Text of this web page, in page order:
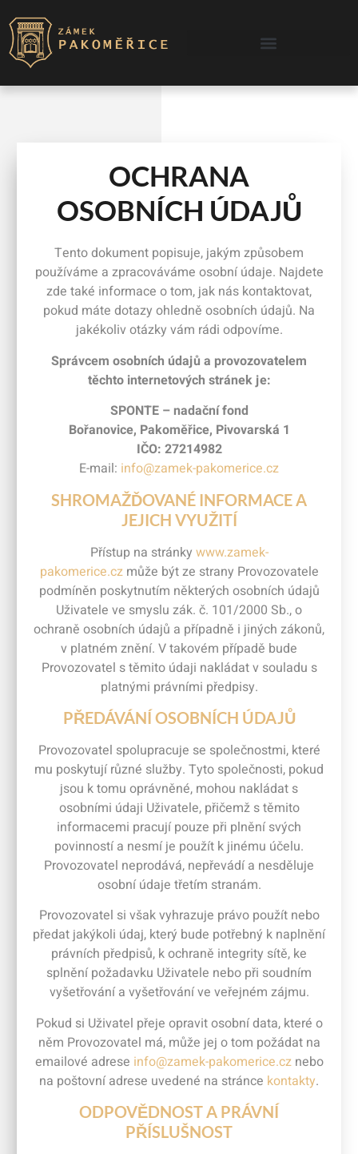
OCHRANA
OSOBNÍCH ÚDAJŮ
Tento dokument popisuje, jakým způsobem
používáme a zpracováváme osobní údaje. Najdete
zde také informace o tom, jak nás kontaktovat,
pokud máte dotazy ohledně osobních údajů. Na
jakékoliv otázky vám rádi odpovíme.
Správcem osobních údajů a provozovatelem
těchto internetových stránek je:
SPONTE – nadační fond
Bořanovice, Pakoměřice, Pivovarská 1
IČO: 27214982
E-mail: info@zamek-pakomerice.cz
SHROMAŽĎOVANÉ INFORMACE A
JEJICH VYUŽITÍ
Přístup na stránky www.zamek-
pakomerice.czmůže být ze strany Provozovatele
podmíněn poskytnutím některých osobních údajů
Uživatele ve smyslu zák. č. 101/2000 Sb., o
ochraně osobních údajů a případně i jiných zákonů,
v platném znění. V takovém případě bude
Provozovatel s těmito údaji nakládat v souladu s
platnými právními předpisy.
PŘEDÁVÁNÍ OSOBNÍCH ÚDAJŮ
Provozovatel spolupracuje se společnostmi, které
mu poskytují různé služby. Tyto společnosti, pokud
jsou k tomu oprávněné, mohou nakládat s
osobními údaji Uživatele, přičemž s těmito
informacemi pracují pouze při plnění svých
povinností a nesmí je použít k jinému účelu.
Provozovatel neprodává, nepřevádí a nesděluje
osobní údaje třetím stranám.
Provozovatel si však vyhrazuje právo použít nebo
předat jakýkoli údaj, který bude potřebný k naplnění
právních předpisů, k ochraně integrity sítě, ke
splnění požadavku Uživatele nebo při soudním
vyšetřování a vyšetřování ve veřejném zájmu.
Pokud si Uživatel přeje opravit osobní data, které o
něm Provozovatel má, může jej o tom požádat na
emailové adrese info@zamek-pakomerice.cznebo
na poštovní adrese uvedené na stránce kontakty.
ODPOVĚDNOST A PRÁVNÍ
PŘÍSLUŠNOST